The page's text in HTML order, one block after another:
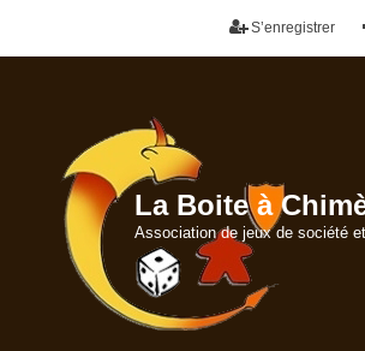
S’enregistrer
La Boite à
Association de jeux de société